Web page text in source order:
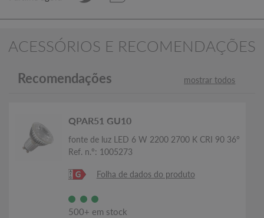
ACESSÓRIOS E RECOMENDAÇÕES
Recomendações mostrar todos
QPAR51 GU10
fonte de luz LED 6 W 2200 2700 K CRI 90 36°
Ref. n.º: 1005273
Folha de dados do produto
500+ em stock